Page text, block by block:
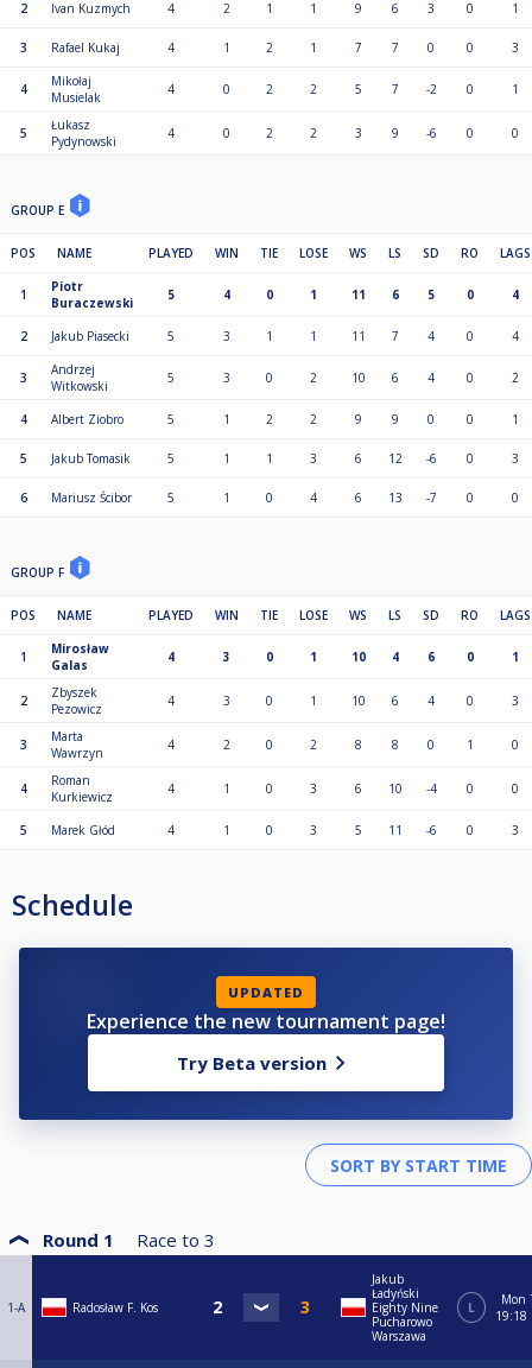
2 Ivan Kuzmych 4 2 1 1 9 6 3 0 1
3 Rafael Kukaj 4 1 2 1 7 7 0 0 3
4
Mikołaj
Musielak
4 0 2 2 5 7 -2 0 1
5
Łukasz
Pydynowski
4 0 2 2 3 9 -6 0 0
GROUP E
POS NAME PLAYED WIN TIE LOSE WS LS SD RO LAGS
1
Piotr
Buraczewski
5 4 0 1 11 6 5 0 4
2 Jakub Piasecki 5 3 1 1 11 7 4 0 4
3
Andrzej
Witkowski
5 3 0 2 10 6 4 0 2
4 Albert Ziobro 5 1 2 2 9 9 0 0 1
5 Jakub Tomasik 5 1 1 3 6 12 -6 0 3
6 Mariusz Ścibor 5 1 0 4 6 13 -7 0 0
GROUP F
POS NAME PLAYED WIN TIE LOSE WS LS SD RO LAGS
1
Mirosław
Galas
4 3 0 1 10 4 6 0 1
2
Zbyszek
Pezowicz
4 3 0 1 10 6 4 0 3
3
Marta
Wawrzyn
4 2 0 2 8 8 0 1 0
4
Roman
Kurkiewicz
4 1 0 3 6 10 -4 0 0
5 Marek Głód 4 1 0 3 5 11 -6 0 3
Schedule
UPDATED
Experience the new tournament page!
Try Beta version
Round 1 Race to 3
1-A Radosław F. Kos
Jakub
Ładyński
Eighty Nine
Pucharowo
Warszawa
L
Mon
19:18